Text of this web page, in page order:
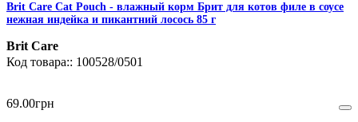
Brit Care Cat Pouch - влажный корм Брит для котов филе в соусе
нежная индейка и пикантний лосось 85 г
Brit Care
100528/0501
69.00грн